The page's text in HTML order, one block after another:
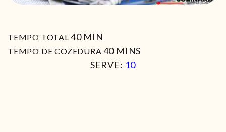
TEMPO TOTAL 40MIN
MIN
TEMPO DE COZEDURA 40MIN
MINS
SERVE: 10